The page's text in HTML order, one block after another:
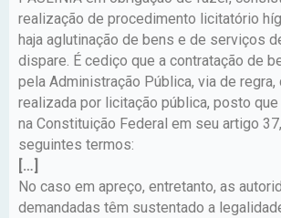
realização de procedimento licitatório
haja aglutinação de bens e de serviços
dispare. É cediço que a contratação de
pela Administração Pública, via de
realizada por licitação pública, posto
na Constituição Federal em seu artigo
seguintes termos:
[…]
No caso em apreço, entretanto, as
demandadas têm sustentado a